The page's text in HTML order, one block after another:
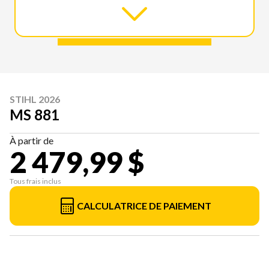
STIHL 2026
MS 881
À partir de
2 479,99 $
Tous frais inclus
CALCULATRICE DE PAIEMENT